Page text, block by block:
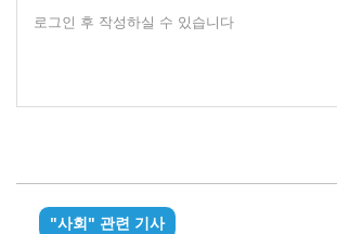
로그인 후 작성하실 수 있습니다
"사회" 관련 기사